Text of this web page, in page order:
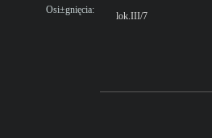
Osi±gnięcia:
lok.III/7